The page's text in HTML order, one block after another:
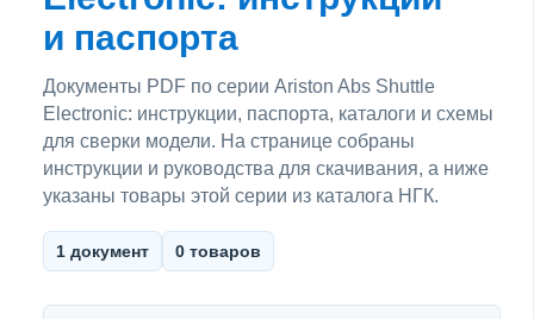
и паспорта
Документы PDF по серии Ariston Abs Shuttle
Electronic: инструкции, паспорта, каталоги и схемы
для сверки модели. На странице собраны
инструкции и руководства для скачивания, а ниже
указаны товары этой серии из каталога НГК.
1 документ 0 товаров